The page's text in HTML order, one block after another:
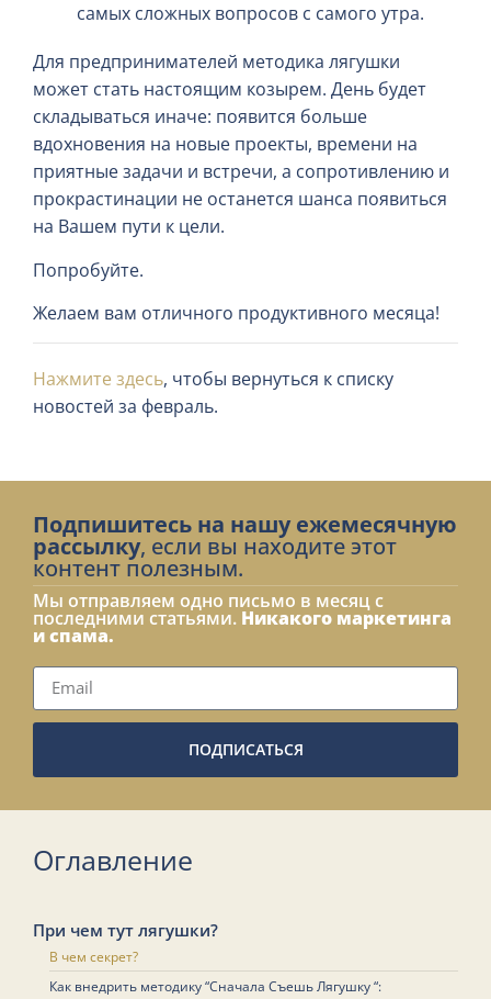
самых сложных вопросов с самого утра.
Для предпринимателей методика лягушки
может стать настоящим козырем. День будет
складываться иначе: появится больше
вдохновения на новые проекты, времени на
приятные задачи и встречи, а сопротивлению и
прокрастинации не останется шанса появиться
на Вашем пути к цели.
Попробуйте.
Желаем вам отличного продуктивного месяца!
Нажмите здесь, чтобы вернуться к списку
новостей за февраль.
Подпишитесь на нашу ежемесячную
рассылку, если вы находите этот
контент полезным.
Мы отправляем одно письмо в месяц с
последними статьями. Никакого маркетинга
и спама.
ПОДПИСАТЬСЯ
Оглавление
При чем тут лягушки?
В чем секрет?
Как внедрить методику “Сначала Съешь Лягушку “: